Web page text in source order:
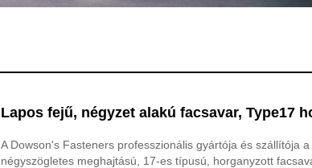
Lapos fejű, négyzet alakú facsavar, Type17
A Dowson's Fasteners professzionális gyártója és szállítója a
négyszögletes meghajtású, 17-es típusú, horganyzott